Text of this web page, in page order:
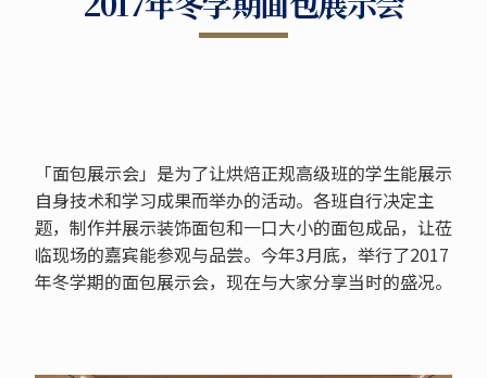
「面包展示会」是为了让烘焙正规高级班的学生能展示
自身技术和学习成果而举办的活动。各班自行决定主
题，制作并展示装饰面包和一口大小的面包成品，让莅
临现场的嘉宾能参观与品尝。今年3月底，举行了2017
年冬学期的面包展示会，现在与大家分享当时的盛况。